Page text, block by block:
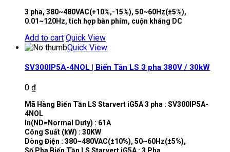
3 pha, 380~480VAC(+10%,-15%), 50~60Hz(±5%),
0.01~120Hz, tích hợp bàn phím, cuộn kháng DC
Add to cart Quick View
Quick View
SV300IP5A-4NOL | Biến Tần LS 3 pha 380V / 30kW
0 ₫
Mã Hàng Biến Tần LS Starvert iG5A 3 pha : SV300IP5A-
4NOL
In(ND=Normal Duty) : 61A
Công Suất (kW) : 30KW
Dòng Điện : 380~480VAC(±10%), 50~60Hz(±5%),
Số Pha Biến Tần LS Starvert iG5A : 3 Pha